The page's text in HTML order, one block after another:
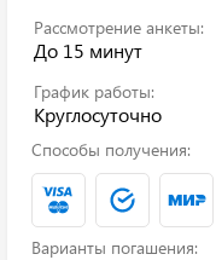
Рассмотрение анкеты:
До 15 минут
График работы:
Круглосуточно
Способы получения:
Варианты погашения: